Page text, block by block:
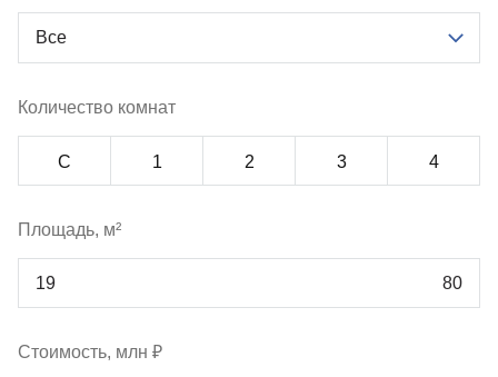
Все
Количество комнат
С 1 2 3 4
Площадь, м²
Стоимость, млн ₽